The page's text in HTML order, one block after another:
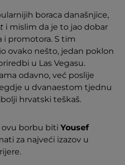
boraca današnjice,
i mislim da je to jao dobar
i promotora. S tim
ovako nešto, jedan poklon
u Las Vegasu.
odavno, već poslije
u dvanaestom tjednu
hrvatski teškaš.
ovu borbu biti Yousef
za najveći izazov u